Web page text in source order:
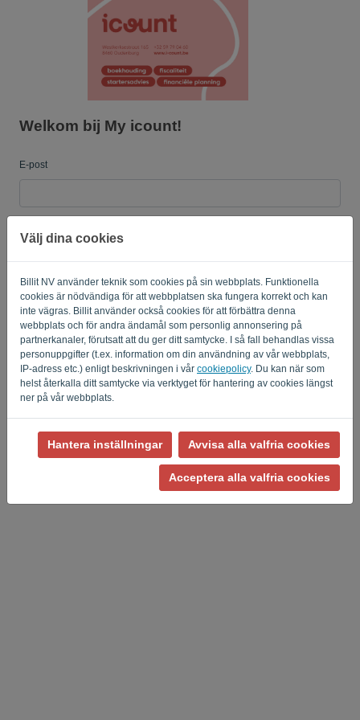
Välj dina cookies
Billit NV använder teknik som cookies på sin webbplats. Funktionella
cookies är nödvändiga för att webbplatsen ska fungera korrekt och kan
inte vägras. Billit använder också cookies för att förbättra denna
webbplats och för andra ändamål som personlig annonsering på
partnerkanaler, förutsatt att du ger ditt samtycke. I så fall behandlas vissa
personuppgifter (t.ex. information om din användning av vår webbplats,
IP-adress etc.) enligt beskrivningen i vår cookiepolicy. Du kan när som
helst återkalla ditt samtycke via verktyget för hantering av cookies längst
ner på vår webbplats.
Hantera inställningar Avvisa alla valfria cookies
Acceptera alla valfria cookies
Welkom bij My icount!
E-post
Påminn mig Glömt lösenord?
LOGGA IN
Sekretesspolicy-Villkor och bestämmelser